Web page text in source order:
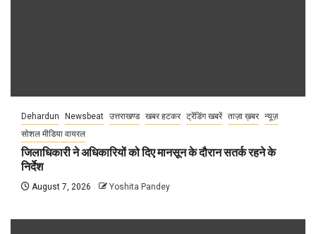
Dehardun Newsbeat उत्तराखण्ड खबर हटकर ट्रेंडिंग खबरें ताज़ा ख़बर न्यूज़
सोशल मीडिया वायरल
जिलाधिकारी ने अधिकारियों को दिए मानसून के दौरान सतर्क रहने के
निर्देश
August 7, 2026 Yoshita Pandey